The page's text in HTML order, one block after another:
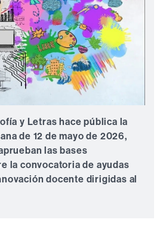
y Letras hace pública la
de 12 de mayo de 2026,
las bases
la convocatoria de ayudas
docente dirigidas al